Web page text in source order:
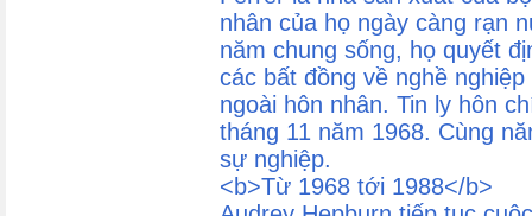
nhân của họ ngày càng rạn
năm chung sống, họ quyết
các bất đồng về nghề
ngoài hôn nhân. Tin ly hôn
tháng 11 năm 1968. Cùng
sự nghiệp.
<b>Từ 1968 tới 1988</b>